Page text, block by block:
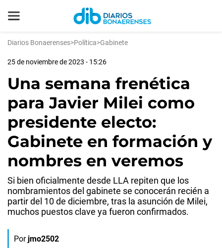
Diarios Bonaerenses>Política>Gabinete
25 de noviembre de 2023 - 15:26
Una semana frenética
para Javier Milei como
presidente electo:
Gabinete en formación y
nombres en veremos
Si bien oficialmente desde LLA repiten que los
nombramientos del gabinete se conocerán recién a
partir del 10 de diciembre, tras la asunción de Milei,
muchos puestos clave ya fueron confirmados.
Por jmo2502